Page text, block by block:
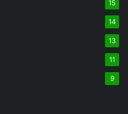
15
14
13
11
9